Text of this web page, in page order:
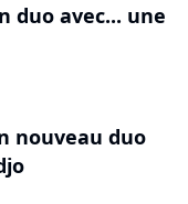
duo avec... une
nouveau duo